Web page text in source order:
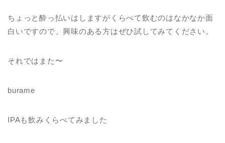
ちょっと酔っ払いはしますがくらべて飲むのはなかなか面
白いですので、興味のある方はぜひ試してみてください。
それではまた〜
burame
IPAも飲みくらべてみました